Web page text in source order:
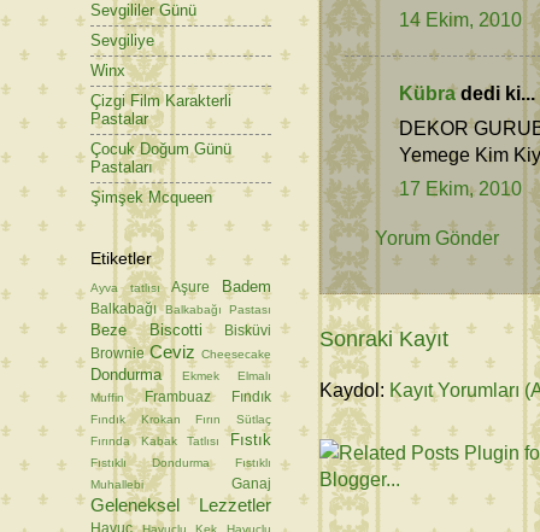
14 Ekim, 2010
Kübradedi ki...
DEKOR
Yemege Kim
17 Ekim, 2010
Yorum Gönder
Sonraki Kayıt
Kaydol: Kayıt Yorumları
Sevgililer Günü
Sevgiliye
Winx
Çizgi Film Karakterli
Pastalar
Çocuk Doğum Günü
Pastaları
Şimşek Mcqueen
Etiketler
Ayva tatlısı Aşure Badem
Balkabağı Balkabağı Pastası
Beze Biscotti
Bisküvi
Brownie Ceviz Cheesecake
Dondurma Ekmek
Elmalı
Muffin
Frambuaz Fındık
Fındık Krokan
Fırın Sütlaç
Fırında Kabak Tatlısı
Fıstık
Fıstıklı Dondurma
Fıstıklı
Muhallebi
Ganaj
Geleneksel Lezzetler
Havuç Havuçlu Kek
Havuçlu